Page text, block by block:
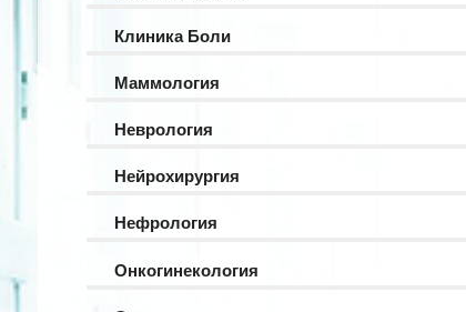
Клиника Боли
Маммология
Неврология
Нейрохирургия
Нефрология
Онкогинекология